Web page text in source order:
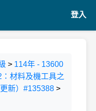
登入
> 114年 - 13600
材料及機工具之
新）#135388 >